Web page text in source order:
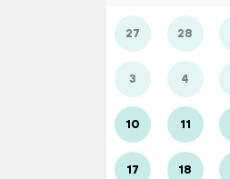
27 28
3 4
10 11
17 18